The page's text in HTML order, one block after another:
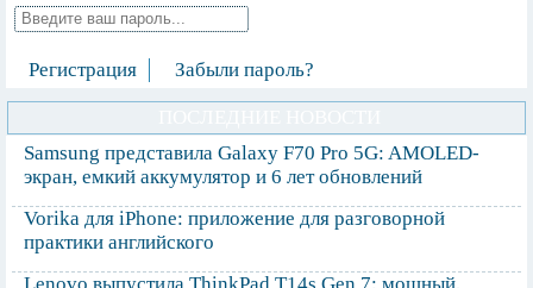
Регистрация Забыли пароль?
Samsung представила Galaxy F70 Pro 5G: AMOLED-
экран, емкий аккумулятор и 6 лет обновлений
Vorika для iPhone: приложение для разговорной
практики английского
Lenovo выпустила ThinkPad T14s Gen 7: мощный,